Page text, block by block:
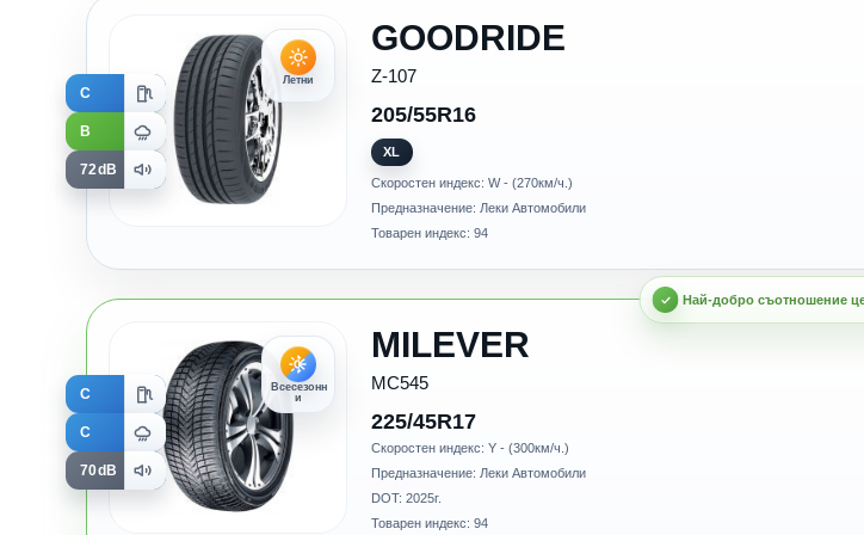
Летни
GOODRIDE
Z-107
205/55R16
C
B
72dB
XL
Скоростен индекс: W - (270км/ч.)
Предназначение: Леки Автомобили
Товарен индекс: 94
Всесезонн
и
MILEVER
MC545
225/45R17
C
C
70dB
Скоростен индекс: Y - (300км/ч.)
Предназначение: Леки Автомобили
DOT: 2025г.
Товарен индекс: 94